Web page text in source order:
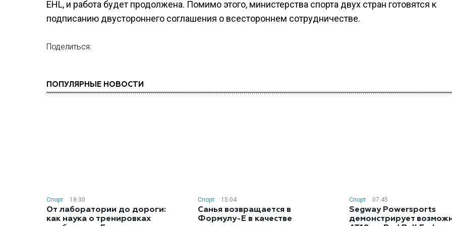
EHL, и работа будет продолжена. Помимо этого, министерства спорта двух стран готовятся к
подписанию двустороннего соглашения о всестороннем сотрудничестве.
Поделиться:
ПОПУЛЯРНЫЕ НОВОСТИ
Спорт 18:30
От лаборатории до дороги:
как наука о тренировках
Спорт 15:04
Санья возвращается в
Формулу-E в качестве
Спорт 07:45
Segway Powersports
демонстрирует